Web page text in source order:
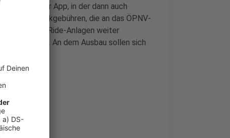
per App, in der dann auch
auch Parkgebühren, die an das ÖPNV-
Park & Ride-Anlagen weiter
sind. An dem Ausbau sollen sich